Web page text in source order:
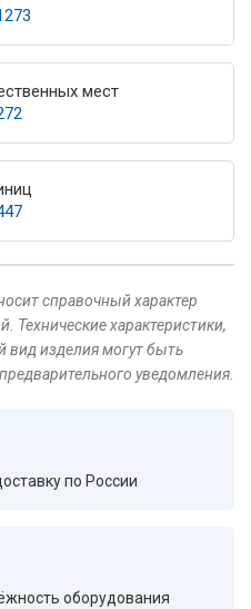
мест
справочный характер
Технические характеристики,
вид изделия могут быть
уведомления.
по России
оборудования